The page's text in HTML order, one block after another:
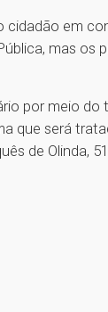
em
mas os
por meio do
que será
de Olinda,